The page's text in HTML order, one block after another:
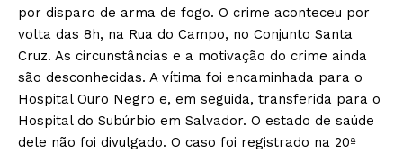
por disparo de arma de fogo. O crime aconteceu por
volta das 8h, na Rua do Campo, no Conjunto Santa
Cruz. As circunstâncias e a motivação do crime ainda
são desconhecidas. A vítima foi encaminhada para o
Hospital Ouro Negro e, em seguida, transferida para o
Hospital do Subúrbio em Salvador. O estado de saúde
dele não foi divulgado. O caso foi registrado na 20ª